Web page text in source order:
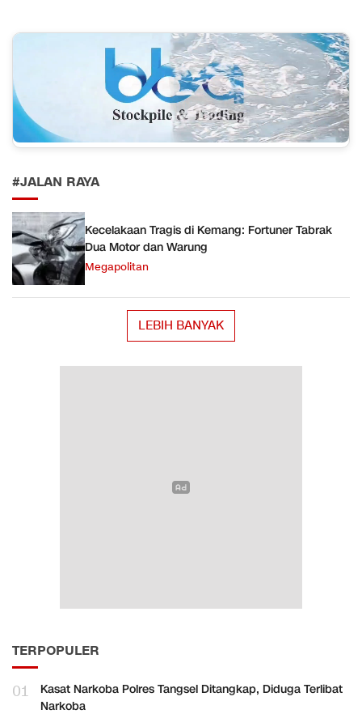
#JALAN RAYA
Kecelakaan Tragis di Kemang: Fortuner Tabrak
Dua Motor dan Warung
Megapolitan
LEBIH BANYAK
TERPOPULER
01
Kasat Narkoba Polres Tangsel Ditangkap, Diduga Terlibat
Narkoba